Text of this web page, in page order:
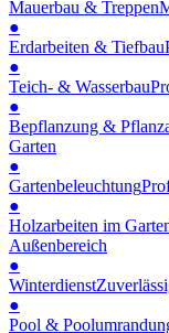
Mauerbau & Treppen
●
Erdarbeiten & Tiefbau
●
Teich- & Wasserbau
●
Bepflanzung &
Garten
●
Gartenbeleuchtung
●
Holzarbeiten im
Außenbereich
●
Winterdienst
●
Pool &